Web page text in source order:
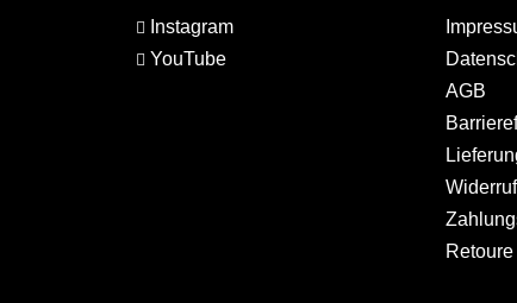
Instagram
YouTube
AGB
Retoure